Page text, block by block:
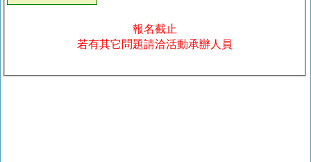
報名截止
若有其它問題請洽活動承辦人員